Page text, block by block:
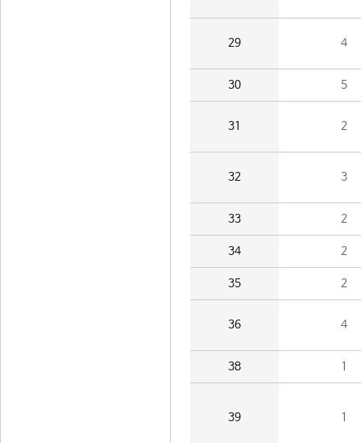
29 4
30 5
31 2
32 3
33 2
34 2
35 2
36 4
38 1
39 1